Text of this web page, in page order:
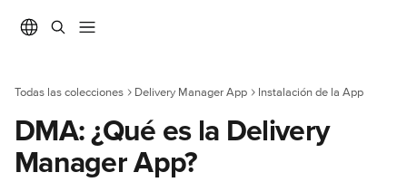
Todas las colecciones Delivery Manager App Instalación de la App
DMA: ¿Qué es la Delivery
Manager App?